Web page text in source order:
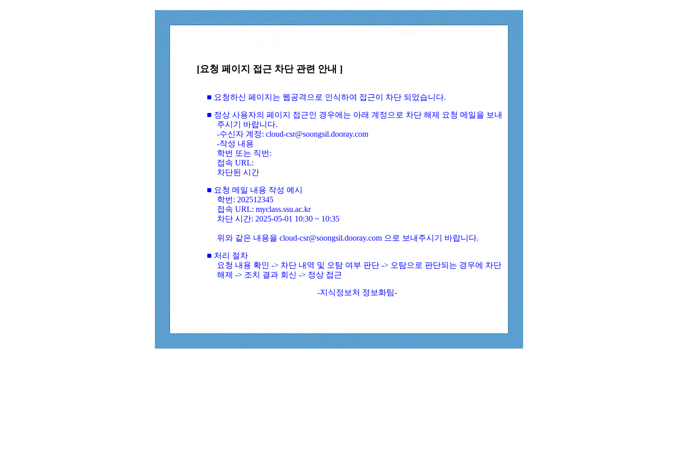
[요청 페이지 접근 차단 관련 안내 ]
■ 요청하신 페이지는 웹공격으로 인식하여 접근이 차단 되었습니다.
■ 정상 사용자의 페이지 접근인 경우에는 아래 계정으로 차단 해제 요청 메일을 보내
주시기 바랍니다.
-수신자 계정: cloud-csr@soongsil.dooray.com
-작성 내용
학번 또는 직번:
접속 URL:
차단된 시간
■ 요청 메일 내용 작성 예시
학번: 202512345
접속 URL: myclass.ssu.ac.kr
차단 시간: 2025-05-01 10:30 ~ 10:35
위와 같은 내용을 cloud-csr@soongsil.dooray.com 으로 보내주시기 바랍니다.
■ 처리 절차
요청 내용 확인 -> 차단 내역 및 오탐 여부 판단 -> 오탐으로 판단되는 경우에 차단
해제 -> 조치 결과 회신 -> 정상 접근
-지식정보처 정보화팀-